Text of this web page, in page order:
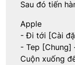
Sau đó tiến
Apple
- Đi tới [Cài
- Tep [Chung]
Cuộn xuống